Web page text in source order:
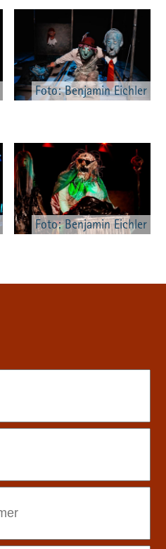
Foto: Benjamin Eichler
Foto: Benjamin Eichler